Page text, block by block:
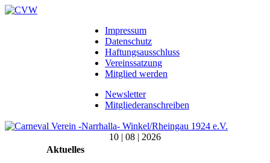
Impressum
Datenschutz
Haftungsausschluss
Vereinssatzung
Mitglied werden
Newsletter
Mitgliederanschreiben
10 | 08 | 2026
Aktuelles